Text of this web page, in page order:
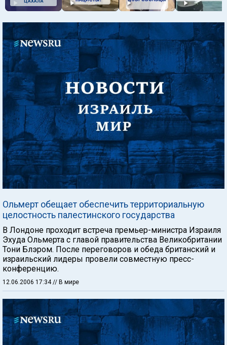
Ольмерт обещает обеспечить территориальную
целостность палестинского государства
В Лондоне проходит встреча премьер-министра Израиля
Эхуда Ольмерта с главой правительства Великобритании
Тони Блэром. После переговоров и обеда британский и
израильский лидеры провели совместную пресс-
конференцию.
12.06.2006 17:34// В мире